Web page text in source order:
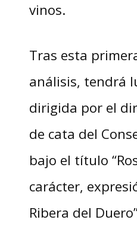
vinos.
Tras esta
análisis, tendrá
dirigida por el
de cata del
bajo el título
carácter,
Ribera del